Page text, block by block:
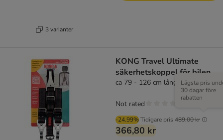
3 varianter
KONG Travel Ultimate
säkerhetskoppel för bilen
ca 79 - 126 cm långt, 3,8 cm brett
-24.99%Tidigare pris 489,00 kr
Lägsta pris
30 dagar före
rabatten
366,80 kr
Not rated